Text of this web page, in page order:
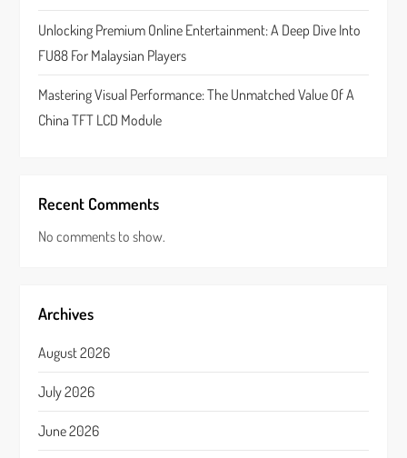
n
Unlocking Premium Online Entertainment: A Deep Dive Into
FU88 For Malaysian Players
Mastering Visual Performance: The Unmatched Value Of A
China TFT LCD Module
Recent Comments
No comments to show.
Archives
August 2026
July 2026
June 2026